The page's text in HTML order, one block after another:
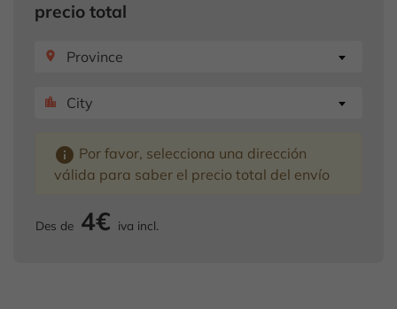
precio total
place Province
location_city City
info Por favor, selecciona una dirección
válida para saber el precio total del envío
Des de 4€ iva incl.